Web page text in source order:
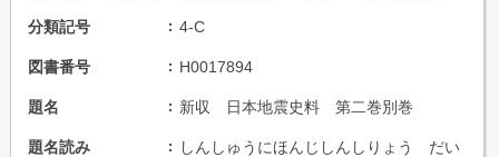
分類記号 4-C
図書番号 H0017894
題名 新収 日本地震史料 第二巻別巻
題名読み
しんしゅうにほんじしんしりょう だい